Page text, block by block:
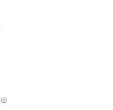
Instagram